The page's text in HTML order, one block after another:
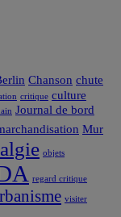
Chanson chute
critique culture
Journal de bord
Mur
objets
regard critique
visiter